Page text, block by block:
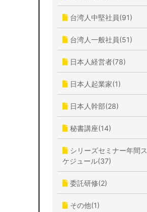
台湾人中堅社員(91)
台湾人一般社員(51)
日本人経営者(78)
日本人起業家(1)
日本人幹部(28)
秘書講座(14)
シリーズセミナー年間ス
ケジュール(37)
委託研修(2)
その他(1)